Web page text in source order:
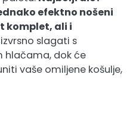
efektno nošeni
komplet, ali i
slagati s
hlačama, dok će
vaše omiljene košulje,